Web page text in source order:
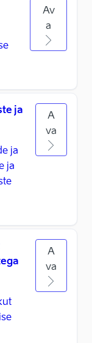
Av
a
ja
ja
ja
A
va
A
va